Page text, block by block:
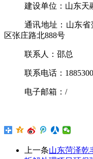
建设单位： 山东天
通讯地址： 山东省
区张庄路北888号
联系人： 邵总
联系电话 ：
电子邮箱： /
上一条山东菏泽乾